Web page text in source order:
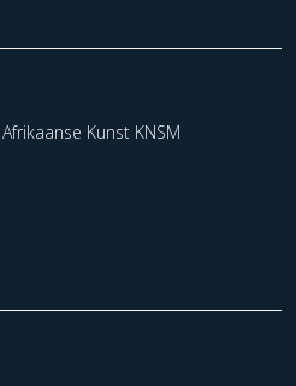
Kunst KNSM